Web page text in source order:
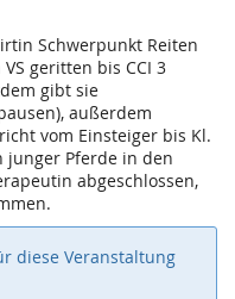
Schwerpunkt Reiten
geritten bis CCI 3
gibt sie
außerdem
vom Einsteiger bis Kl.
junger Pferde in den
abgeschlossen,
diese Veranstaltung